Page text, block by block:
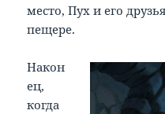
место, Пух и его
пещере.
Након
ец,
когда